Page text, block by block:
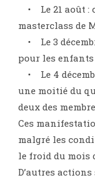
• Le 21 août :
masterclass de
• Le 3
pour les enfants
• Le 4
une moitié du
deux des
Ces
malgré les
le froid du mois
D’autres actions